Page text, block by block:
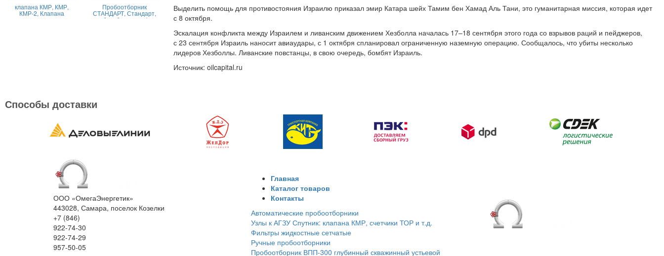
Выделить помощь для противостояния Израилю приказал эмир Катара шейх Тамим бен Хамад Аль Тани, это гуманитарная миссия, которая идет
с 8 октября.
Эскалация конфликта между Израилем и ливанским движением Хезболла началась 17–18 сентября этого года со взрывов раций и пейджеров,
с 23 сентября Израиль наносит авиаудары, с 1 октября спланировал ограниченную наземную операцию. Сообщалось, что убиты несколько
лидеров Хезболлы. Ливанские повстанцы, в свою очередь, бомбят Израиль.
Источник: oilcapital.ru
клапана КМР, КМР,
КМР-2, Клапана
магниторегулируемые
Пробоотборник
СТАНДАРТ, Стандарт,
пробоотборник нефти,
Способы доставки
ООО «ОмегаЭнергетик»
443028, Самара, поселок Козелки
+7 (846)
922-74-30
922-74-29
957-50-05
Главная
Каталог товаров
Контакты
Автоматические пробоотборники
Узлы к АГЗУ Спутник: клапана КМР, счетчики ТОР и т.д.
Фильтры жидкостные сетчатые
Ручные пробоотборники
Пробоотборник ВПП-300 глубинный скважинный устьевой